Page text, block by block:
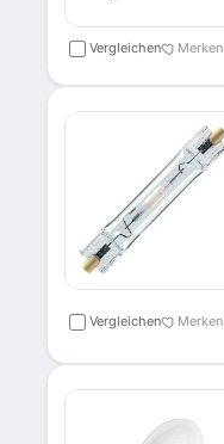
Vergleichen Merken
Vergleichen Merken